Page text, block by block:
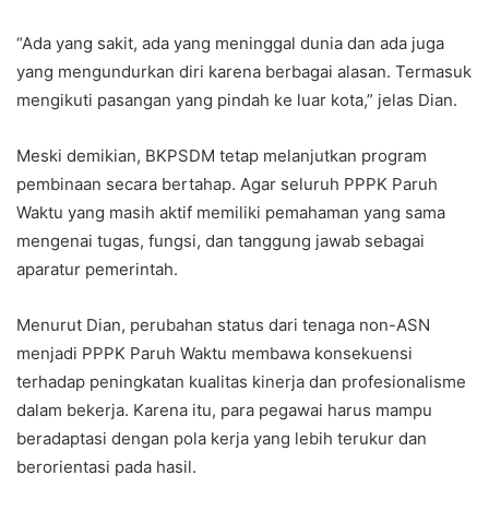
“Ada yang sakit, ada yang meninggal dunia dan ada juga
yang mengundurkan diri karena berbagai alasan. Termasuk
mengikuti pasangan yang pindah ke luar kota,” jelas Dian.
Meski demikian, BKPSDM tetap melanjutkan program
pembinaan secara bertahap. Agar seluruh PPPK Paruh
Waktu yang masih aktif memiliki pemahaman yang sama
mengenai tugas, fungsi, dan tanggung jawab sebagai
aparatur pemerintah.
Menurut Dian, perubahan status dari tenaga non-ASN
menjadi PPPK Paruh Waktu membawa konsekuensi
terhadap peningkatan kualitas kinerja dan profesionalisme
dalam bekerja. Karena itu, para pegawai harus mampu
beradaptasi dengan pola kerja yang lebih terukur dan
berorientasi pada hasil.